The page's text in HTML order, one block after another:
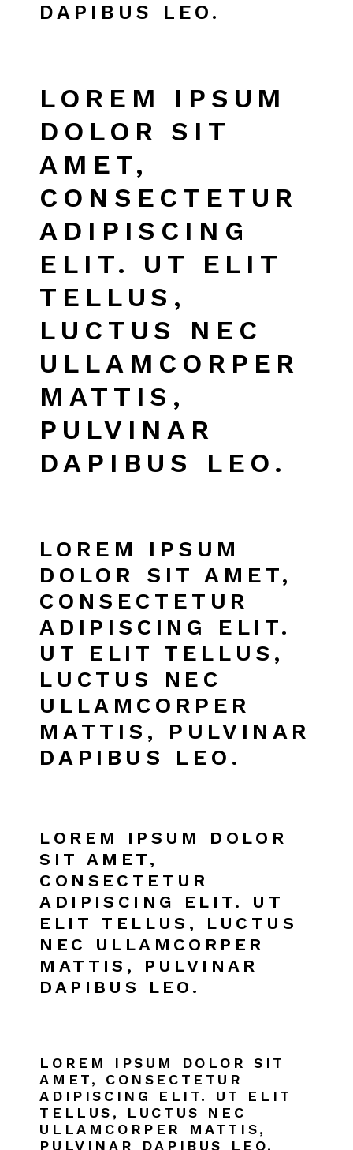
DAPIBUS LEO.
LOREM IPSUM
DOLOR SIT
AMET,
CONSECTETUR
ADIPISCING
ELIT. UT ELIT
TELLUS,
LUCTUS NEC
ULLAMCORPER
MATTIS,
PULVINAR
DAPIBUS LEO.
LOREM IPSUM
DOLOR SIT AMET,
CONSECTETUR
ADIPISCING ELIT.
UT ELIT TELLUS,
LUCTUS NEC
ULLAMCORPER
MATTIS, PULVINAR
DAPIBUS LEO.
LOREM IPSUM DOLOR
SIT AMET,
CONSECTETUR
ADIPISCING ELIT. UT
ELIT TELLUS, LUCTUS
NEC ULLAMCORPER
MATTIS, PULVINAR
DAPIBUS LEO.
LOREM IPSUM DOLOR SIT
AMET, CONSECTETUR
ADIPISCING ELIT. UT ELIT
TELLUS, LUCTUS NEC
ULLAMCORPER MATTIS,
PULVINAR DAPIBUS LEO.